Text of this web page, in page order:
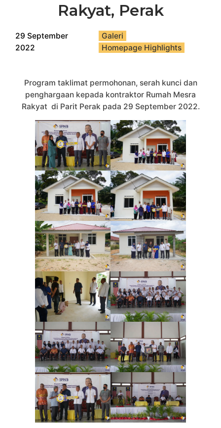
Rakyat, Perak
29 September
2022
Galeri
Homepage Highlights
Program taklimat permohonan, serah kunci dan
penghargaan kepada kontraktor Rumah Mesra
Rakyat di Parit Perak pada 29 September 2022.